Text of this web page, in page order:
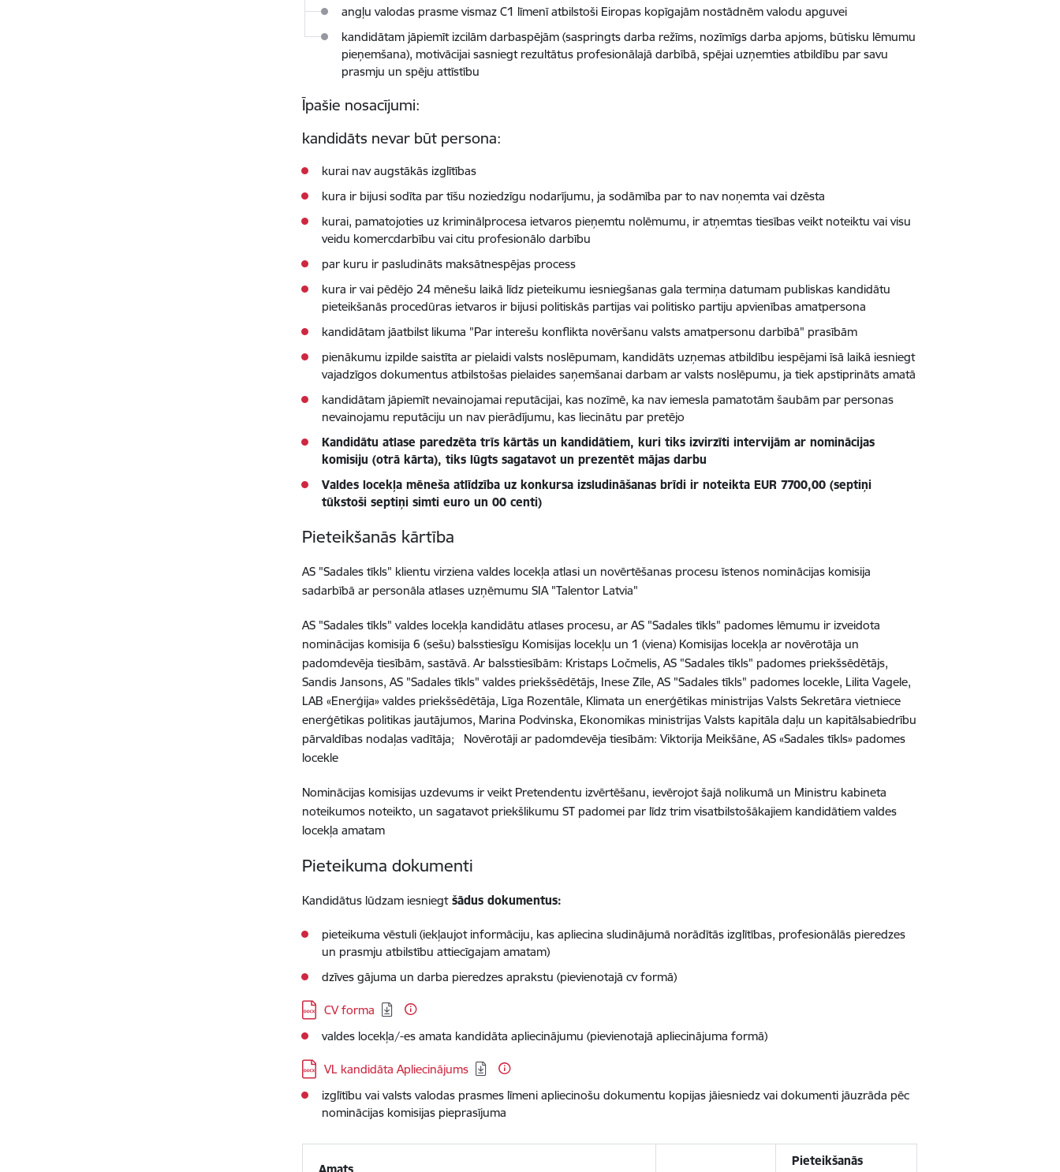
angļu valodas prasme vismaz C1 līmenī atbilstoši Eiropas kopīgajām nostādnēm valodu apguvei
kandidātam jāpiemīt izcilām darbaspējām (saspringts darba režīms, nozīmīgs darba apjoms, būtisku lēmumu
pieņemšana), motivācijai sasniegt rezultātus profesionālajā darbībā, spējai uzņemties atbildību par savu
prasmju un spēju attīstību
Īpašie nosacījumi:
kandidāts nevar būt persona:
kurai nav augstākās izglītības
kura ir bijusi sodīta par tīšu noziedzīgu nodarījumu, ja sodāmība par to nav noņemta vai dzēsta
kurai, pamatojoties uz kriminālprocesa ietvaros pieņemtu nolēmumu, ir atņemtas tiesības veikt noteiktu vai visu
veidu komercdarbību vai citu profesionālo darbību
par kuru ir pasludināts maksātnespējas process
kura ir vai pēdējo 24 mēnešu laikā līdz pieteikumu iesniegšanas gala termiņa datumam publiskas kandidātu
pieteikšanās procedūras ietvaros ir bijusi politiskās partijas vai politisko partiju apvienības amatpersona
kandidātam jāatbilst likuma "Par interešu konflikta novēršanu valsts amatpersonu darbībā" prasībām
pienākumu izpilde saistīta ar pielaidi valsts noslēpumam, kandidāts uzņemas atbildību iespējami īsā laikā iesniegt
vajadzīgos dokumentus atbilstošas pielaides saņemšanai darbam ar valsts noslēpumu, ja tiek apstiprināts amatā
kandidātam jāpiemīt nevainojamai reputācijai, kas nozīmē, ka nav iemesla pamatotām šaubām par personas
nevainojamu reputāciju un nav pierādījumu, kas liecinātu par pretējo
Kandidātu atlase paredzēta trīs kārtās un kandidātiem, kuri tiks izvirzīti intervijām ar nominācijas
komisiju (otrā kārta), tiks lūgts sagatavot un prezentēt mājas darbu
Valdes locekļa mēneša atlīdzība uz konkursa izsludināšanas brīdi ir noteikta EUR 7700,00 (septiņi
tūkstoši septiņi simti euro un 00 centi)
Pieteikšanās kārtība
AS "Sadales tīkls" klientu virziena valdes locekļa atlasi un novērtēšanas procesu īstenos nominācijas komisija
sadarbībā ar personāla atlases uzņēmumu SIA "Talentor Latvia"
AS "Sadales tīkls" valdes locekļa kandidātu atlases procesu, ar AS "Sadales tīkls" padomes lēmumu ir izveidota
nominācijas komisija 6 (sešu) balsstiesīgu Komisijas locekļu un 1 (viena) Komisijas locekļa ar novērotāja un
padomdevēja tiesībām, sastāvā. Ar balsstiesībām: Kristaps Ločmelis, AS "Sadales tīkls" padomes priekšsēdētājs,
Sandis Jansons, AS "Sadales tīkls" valdes priekšsēdētājs, Inese Zīle, AS "Sadales tīkls" padomes locekle, Lilita Vagele,
LAB «Enerģija» valdes priekšsēdētāja, Līga Rozentāle, Klimata un enerģētikas ministrijas Valsts Sekretāra vietniece
enerģētikas politikas jautājumos, Marina Podvinska, Ekonomikas ministrijas Valsts kapitāla daļu un kapitālsabiedrību
pārvaldības nodaļas vadītāja; Novērotāji ar padomdevēja tiesībām: Viktorija Meikšāne, AS «Sadales tīkls» padomes
locekle
Nominācijas komisijas uzdevums ir veikt Pretendentu izvērtēšanu, ievērojot šajā nolikumā un Ministru kabineta
noteikumos noteikto, un sagatavot priekšlikumu ST padomei par līdz trim visatbilstošākajiem kandidātiem valdes
locekļa amatam
Pieteikuma dokumenti
Kandidātus lūdzam iesniegtšādus dokumentus:
pieteikuma vēstuli (iekļaujot informāciju, kas apliecina sludinājumā norādītās izglītības, profesionālās pieredzes
un prasmju atbilstību attiecīgajam amatam)
dzīves gājuma un darba pieredzes aprakstu (pievienotajā cv formā)
Lejupielādēt:
CV forma
valdes locekļa/-es amata kandidāta apliecinājumu (pievienotajā apliecinājuma formā)
Lejupielādēt:
VL kandidāta Apliecinājums
izglītību vai valsts valodas prasmes līmeni apliecinošu dokumentu kopijas jāiesniedz vai dokumenti jāuzrāda pēc
nominācijas komisijas pieprasījuma
Pieteikšanās